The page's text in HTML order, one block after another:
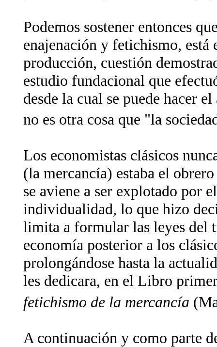
Podemos sostener entonces
enajenación y fetichismo, está
producción, cuestión
estudio fundacional que
desde la cual se puede hacer
no es otra cosa que "la
Los economistas clásicos
(la mercancía) estaba el
se aviene a ser explotado por
individualidad, lo que hizo
limita a formular las leyes del
economía posterior a los
prolongándose hasta la
les dedicara, en el Libro
fetichismo de la mercancía
A continuación y como parte